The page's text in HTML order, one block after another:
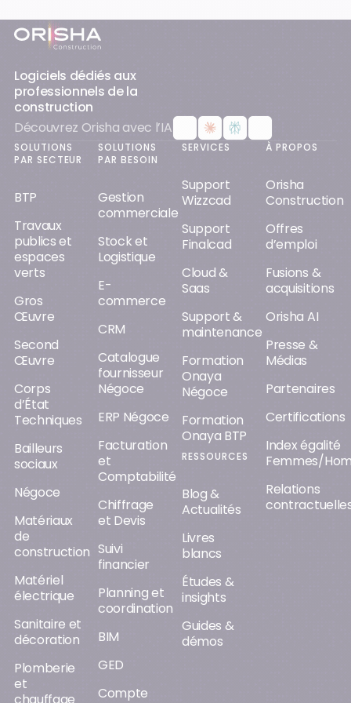
Pied-de-page
Logiciels dédiés aux
professionnels de la
construction
Découvrez Orisha avec l’IA
SOLUTIONS
PAR SECTEUR
BTP
Travaux
publics et
espaces
verts
Gros
Œuvre
Second
Œuvre
Corps
d’État
Techniques
Bailleurs
sociaux
Négoce
Matériaux
de
construction
Matériel
électrique
Sanitaire et
décoration
Plomberie
et
SOLUTIONS
PAR BESOIN
Gestion
commerciale
Stock et
Logistique
E-
commerce
CRM
Catalogue
fournisseur
Négoce
ERP Négoce
Facturation
et
Comptabilité
Chiffrage
et Devis
Suivi
financier
Planning et
coordination
BIM
GED
Compte
SERVICES
Support
Wizzcad
Support
Finalcad
Cloud &
Saas
Support &
maintenance
Formation
Onaya
Négoce
Formation
Onaya BTP
RESSOURCES
Blog &
Actualités
Livres
blancs
Études &
insights
Guides &
démos
À PROPOS
Orisha
Construction
Offres
d’emploi
Fusions &
acquisitions
Orisha AI
Presse &
Médias
Partenaires
Certifications
Index égalité
Femmes/
Relations